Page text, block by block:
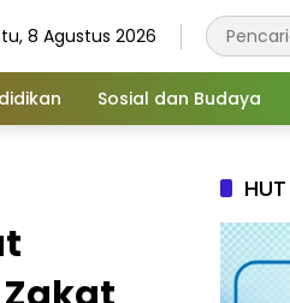
8 Agustus 2026
Sosial dan Budaya